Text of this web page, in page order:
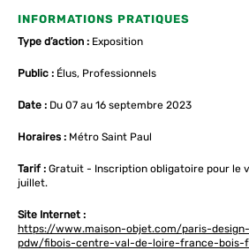
INFORMATIONS PRATIQUES
Type d’action : Exposition
Public : Élus, Professionnels
Date : Du 07 au 16 septembre 2023
Horaires : Métro Saint Paul
Tarif : Gratuit - Inscription obligatoire pour le
juillet.
Site Internet :
https://www.maison-objet.com/paris-
pdw/fibois-centre-val-de-loire-france-bois-